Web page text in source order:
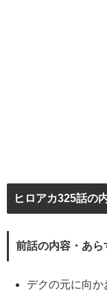
ヒロアカ325話の
前話の内容・あら
デクの元に向か